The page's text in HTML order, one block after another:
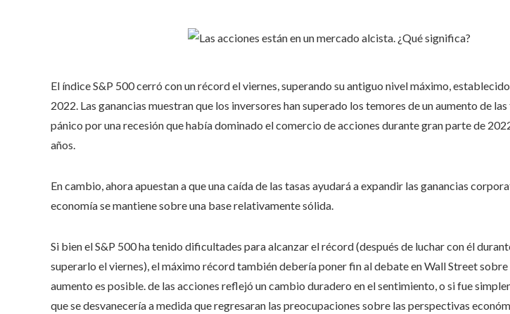
El índice S&P 500 cerró con un récord el viernes, superando su antiguo nivel máximo,
2022. Las ganancias muestran que los inversores han superado los temores de un aumento de
pánico por una recesión que había dominado el comercio de acciones durante gran parte de
años.
En cambio, ahora apuestan a que una caída de las tasas ayudará a expandir las ganancias
economía se mantiene sobre una base relativamente sólida.
Si bien el S&P 500 ha tenido dificultades para alcanzar el récord (después de luchar con él
superarlo el viernes), el máximo récord también debería poner fin al debate en Wall Street
aumento es posible. de las acciones reflejó un cambio duradero en el sentimiento, o si fue
que se desvanecería a medida que regresaran las preocupaciones sobre las perspectivas